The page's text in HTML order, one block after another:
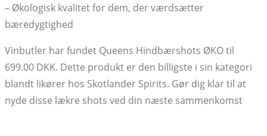
– Økologisk kvalitet for dem, der værdsætter
bæredygtighed
Vinbutler har fundet Queens Hindbærshots ØKO til
699.00 DKK. Dette produkt er den billigste i sin kategori
blandt likører hos Skotlander Spirits. Gør dig klar til at
nyde disse lækre shots ved din næste sammenkomst